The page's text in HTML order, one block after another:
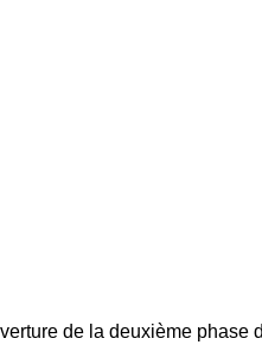
de la deuxième phase